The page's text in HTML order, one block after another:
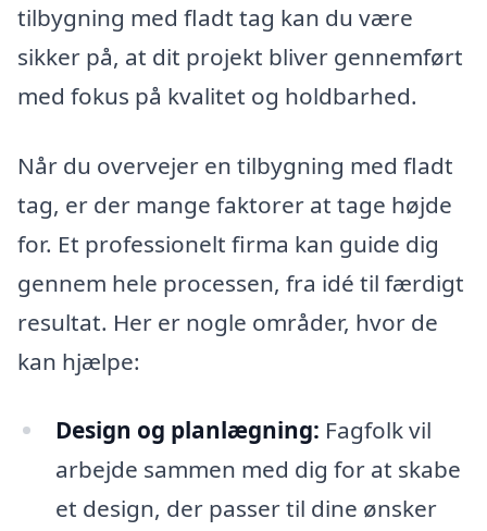
tilbygning med fladt tag kan du være
sikker på, at dit projekt bliver gennemført
med fokus på kvalitet og holdbarhed.
Når du overvejer en tilbygning med fladt
tag, er der mange faktorer at tage højde
for. Et professionelt firma kan guide dig
gennem hele processen, fra idé til færdigt
resultat. Her er nogle områder, hvor de
kan hjælpe:
Design og planlægning: Fagfolk vil
arbejde sammen med dig for at skabe
et design, der passer til dine ønsker